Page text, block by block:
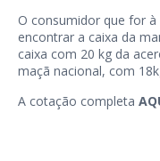
O consumidor que for
encontrar a caixa da
caixa com 20 kg da
maçã nacional, com
A cotação completa